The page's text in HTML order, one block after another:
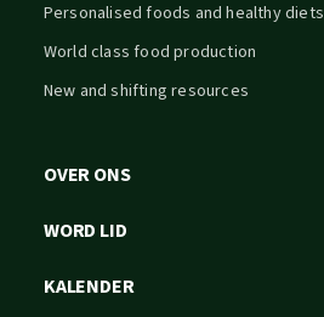
Personalised foods and healthy diets
World class food production
New and shifting resources
OVER ONS
WORD LID
KALENDER